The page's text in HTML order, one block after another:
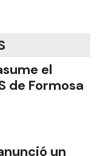
el
de Formosa
un